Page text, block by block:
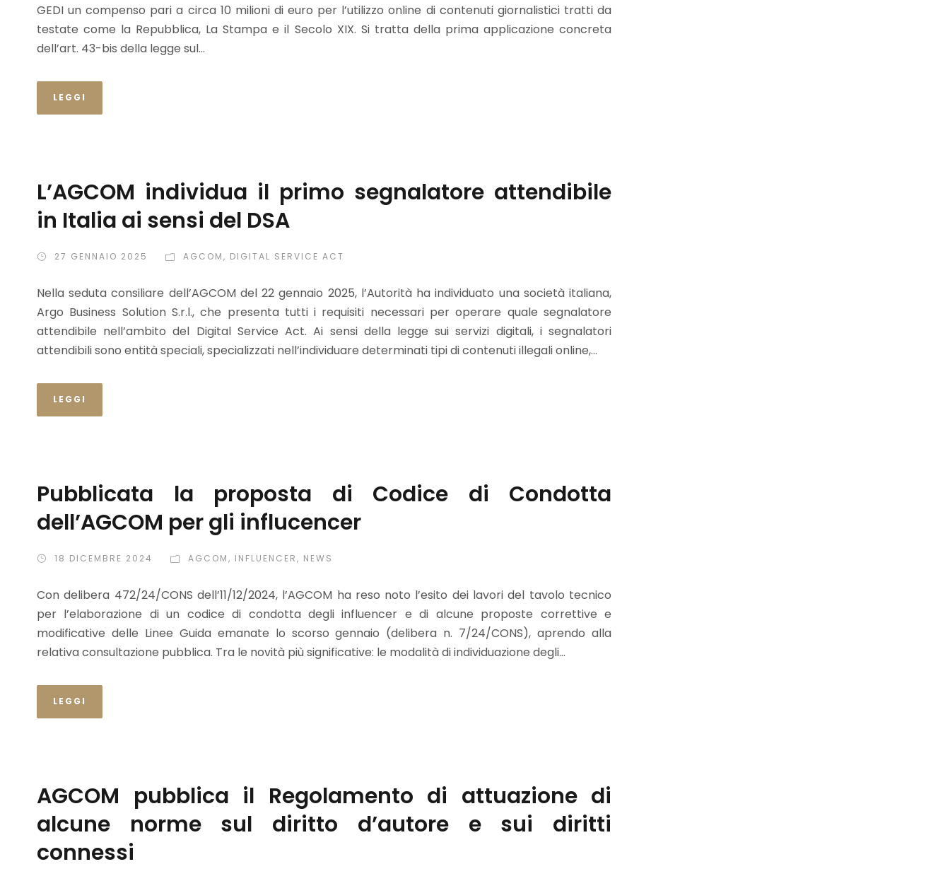
GEDI un compenso pari a circa 10 milioni di euro per l’utilizzo online di contenuti giornalistici tratti da
testate come la Repubblica, La Stampa e il Secolo XIX. Si tratta della prima applicazione concreta
dell’art. 43-bis della legge sul...
LEGGI
L’AGCOM individua il primo segnalatore attendibile
in Italia ai sensi del DSA
27 GENNAIO 2025 AGCOM, DIGITAL SERVICE ACT
Nella seduta consiliare dell’AGCOM del 22 gennaio 2025, l’Autorità ha individuato una società italiana,
Argo Business Solution S.r.l., che presenta tutti i requisiti necessari per operare quale segnalatore
attendibile nell’ambito del Digital Service Act. Ai sensi della legge sui servizi digitali, i segnalatori
attendibili sono entità speciali, specializzati nell’individuare determinati tipi di contenuti illegali online,...
LEGGI
Pubblicata la proposta di Codice di Condotta
dell’AGCOM per gli influcencer
18 DICEMBRE 2024 AGCOM, INFLUENCER, NEWS
Con delibera 472/24/CONS dell’11/12/2024, l’AGCOM ha reso noto l’esito dei lavori del tavolo tecnico
per l’elaborazione di un codice di condotta degli influencer e di alcune proposte correttive e
modificative delle Linee Guida emanate lo scorso gennaio (delibera n. 7/24/CONS), aprendo alla
relativa consultazione pubblica. Tra le novità più significative: le modalità di individuazione degli...
LEGGI
AGCOM pubblica il Regolamento di attuazione di
alcune norme sul diritto d’autore e sui diritti
connessi